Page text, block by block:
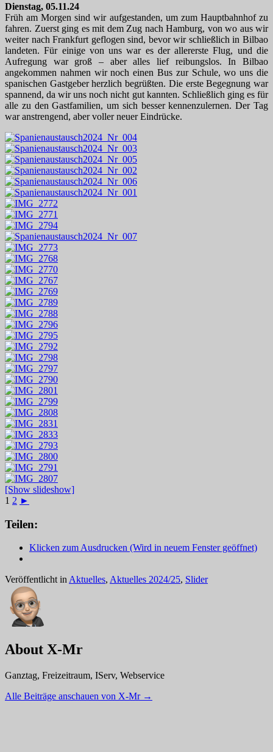
Dienstag, 05.11.24
Früh am Morgen sind wir aufgestanden, um zum Hauptbahnhof zu
fahren. Zuerst ging es mit dem Zug nach Hamburg, von wo aus wir
weiter nach Frankfurt geflogen sind, bevor wir schließlich in Bilbao
landeten. Für einige von uns war es der allererste Flug, und die
Aufregung war groß – aber alles lief reibungslos. In Bilbao
angekommen nahmen wir noch einen Bus zur Schule, wo uns die
spanischen Gastgeber herzlich begrüßten. Die erste Begegnung war
spannend, da wir uns noch nicht gut kannten. Schließlich ging es für
alle zu den Gastfamilien, um sich besser kennenzulernen. Der Tag
war anstrengend, aber voller neuer Eindrücke.
[Show slideshow]
1 2 ►
Teilen:
Klicken zum Ausdrucken (Wird in neuem Fenster geöffnet)
Veröffentlicht in Aktuelles, Aktuelles 2024/25, Slider
About X-Mr
Ganztag, Freizeitraum, IServ, Webservice
Alle Beiträge anschauen von X-Mr →